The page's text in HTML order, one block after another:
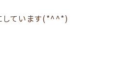
しています(*^^*)